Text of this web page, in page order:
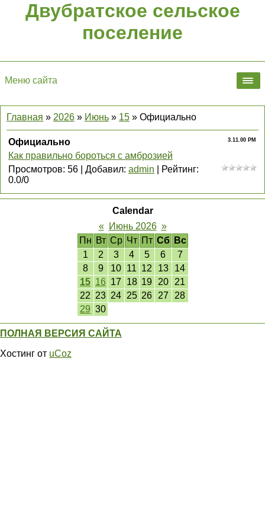
Двубратское сельское
поселение
Меню сайта
Главная » 2026 » Июнь » 15 » Официально
3.11.00 PM
Официально
Как правильно бороться с амброзией
Просмотров: 56 Добавил: admin Рейтинг:
0.0/0
Calendar
«
Июнь 2026 »
Пн Вт Ср Чт Пт Сб
Вс
1
2 3 4 5 6
7
8
9 10 11 12 13
14
15 16 17 18 19 20
21
22 23 24 25 26 27
28
29 30
ПОЛНАЯ ВЕРСИЯ САЙТА
Хостинг от uCoz